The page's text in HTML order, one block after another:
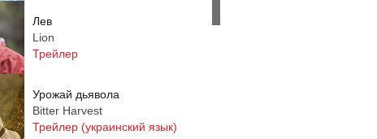
Лев
Lion
Трейлер
Урожай дьявола
Bitter Harvest
Трейлер (украинский язык)